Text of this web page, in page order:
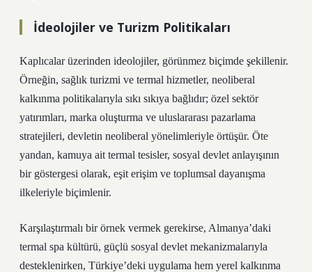
İdeolojiler ve Turizm Politikaları
Kaplıcalar üzerinden ideolojiler, görünmez biçimde şekillenir.
Örneğin, sağlık turizmi ve termal hizmetler, neoliberal
kalkınma politikalarıyla sıkı sıkıya bağlıdır; özel sektör
yatırımları, marka oluşturma ve uluslararası pazarlama
stratejileri, devletin neoliberal yönelimleriyle örtüşür. Öte
yandan, kamuya ait termal tesisler, sosyal devlet anlayışının
bir göstergesi olarak, eşit erişim ve toplumsal dayanışma
ilkeleriyle biçimlenir.
Karşılaştırmalı bir örnek vermek gerekirse, Almanya’daki
termal spa kültürü, güçlü sosyal devlet mekanizmalarıyla
desteklenirken, Türkiye’deki uygulama hem yerel kalkınma